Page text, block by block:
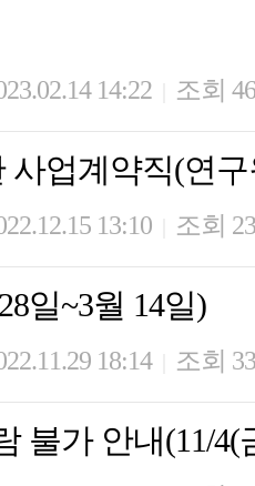
14:22 조회
사업계약직(연
13:10 조회
일~3월 14일)
18:14 조회
불가 안내(11/4(